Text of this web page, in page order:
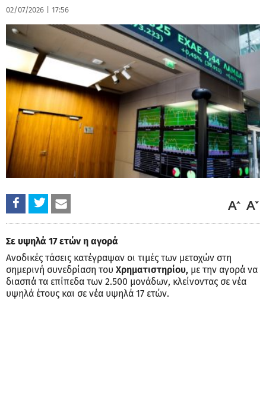
02/07/2026 17:56
Σε υψηλά 17 ετών η αγορά
Ανοδικές τάσεις κατέγραψαν οι τιμές των μετοχών στη
σημερινή συνεδρίαση του Χρηματιστηρίου, με την αγορά να
διασπά τα επίπεδα των 2.500 μονάδων, κλείνοντας σε νέα
υψηλά έτους και σε νέα υψηλά 17 ετών.